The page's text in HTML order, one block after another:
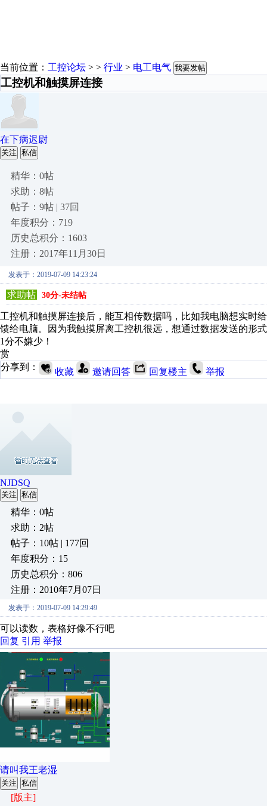
当前位置： 工控论坛 > > 行业 > 电工电气 我要发帖
工控机和触摸屏连接
在下病迟尉
关注 私信
精华：0帖
求助：8帖
帖子：9帖 | 37回
年度积分：719
历史总积分：1603
注册：2017年11月30日
发表于：2019-07-09 14:23:24
求助帖 30分-未结帖
工控机和触摸屏连接后，能互相传数据吗，比如我电脑想实时
馈给电脑。因为我触摸屏离工控机很远，想通过数据发送的形
1分不嫌少！
赏
分享到：
收藏 邀请回答 回复楼主 举报
NJDSQ
关注 私信
精华：0帖
求助：2帖
帖子：10帖 | 177回
年度积分：15
历史总积分：806
注册：2010年7月07日
发表于：2019-07-09 14:29:49
可以读数，表格好像不行吧
回复 引用 举报
请叫我王老湿
关注 私信
[版主]